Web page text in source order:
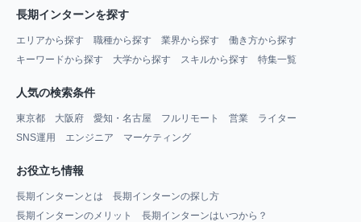
長期インターンを探す
エリアから探す 職種から探す 業界から探す
働き方から探す
キーワードから探す
大学から探す スキルから探す 特集一覧
人気の検索条件
東京都 大阪府 愛知・名古屋 フルリモート 営業
ライター
SNS運用
エンジニア マーケティング
お役立ち情報
長期インターンとは
長期インターンの探し方
長期インターンのメリット
長期インターンはいつから？